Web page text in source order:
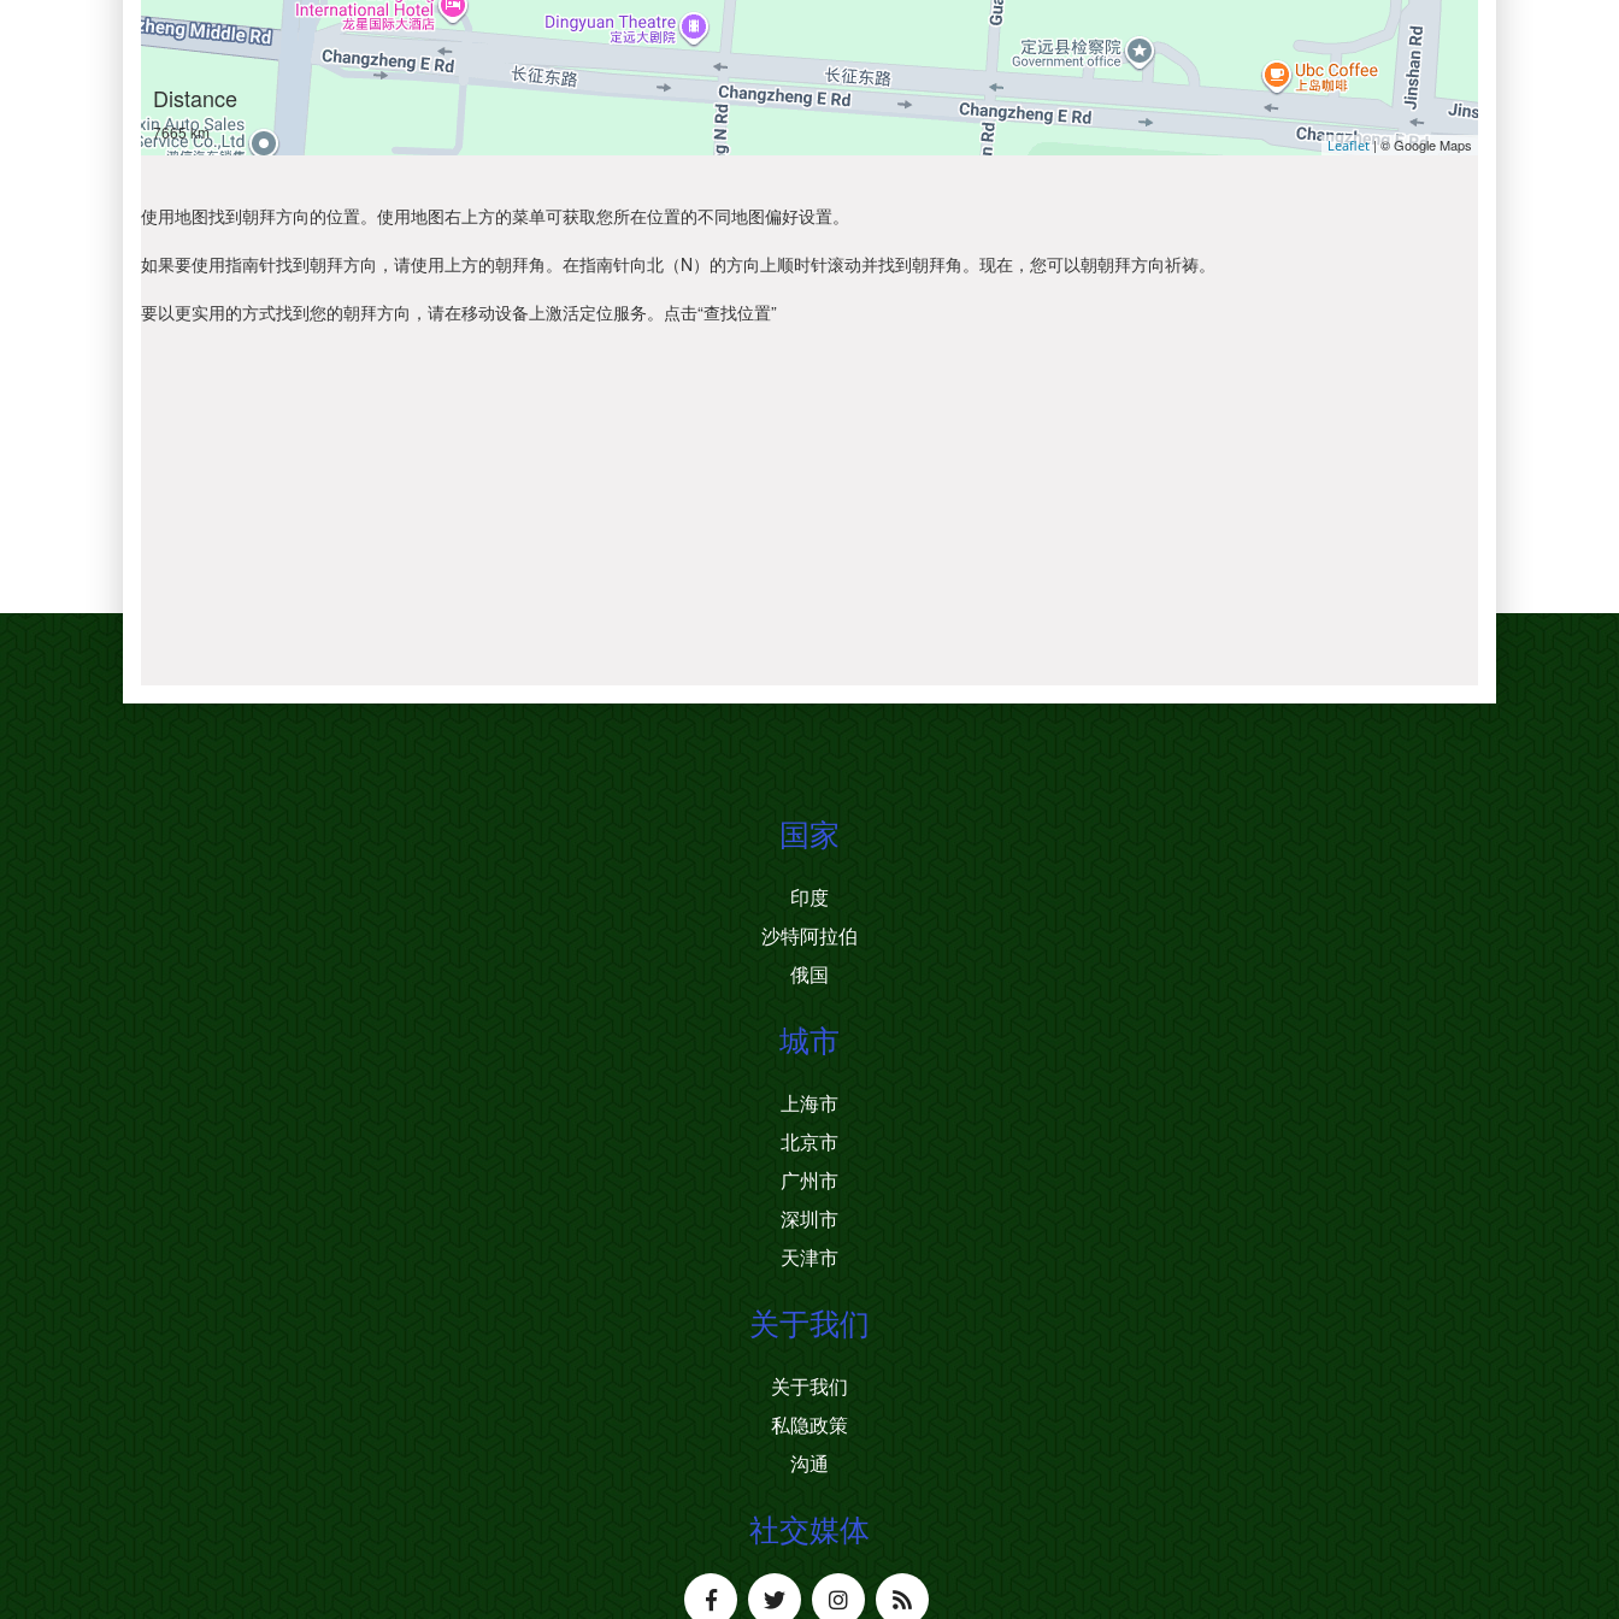
Distance
7665 km
Leaflet| © Google Maps
使用地图找到朝拜方向的位置。使用地图右上方的菜单可获取您所在位置的不同地图偏好设置。
如果要使用指南针找到朝拜方向，请使用上方的朝拜角。在指南针向北（N）的方向上顺时针滚动并找到朝拜角。现在，您可以朝朝拜方向祈祷。
要以更实用的方式找到您的朝拜方向，请在移动设备上激活定位服务。点击“查找位置”
国家
印度
沙特阿拉伯
俄国
城市
上海市
北京市
广州市
深圳市
天津市
关于我们
关于我们
私隐政策
沟通
社交媒体